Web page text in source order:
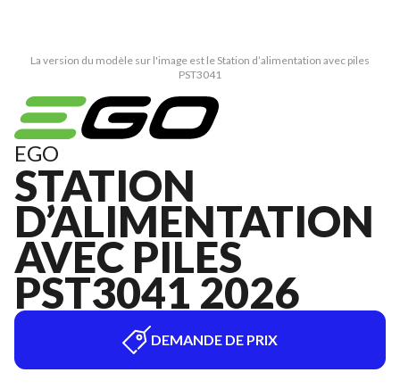
La version du modèle sur l'image est le Station d’alimentation avec piles
PST3041
EGO
STATION
D’ALIMENTATION
AVEC PILES
PST3041 2026
DEMANDE DE PRIX